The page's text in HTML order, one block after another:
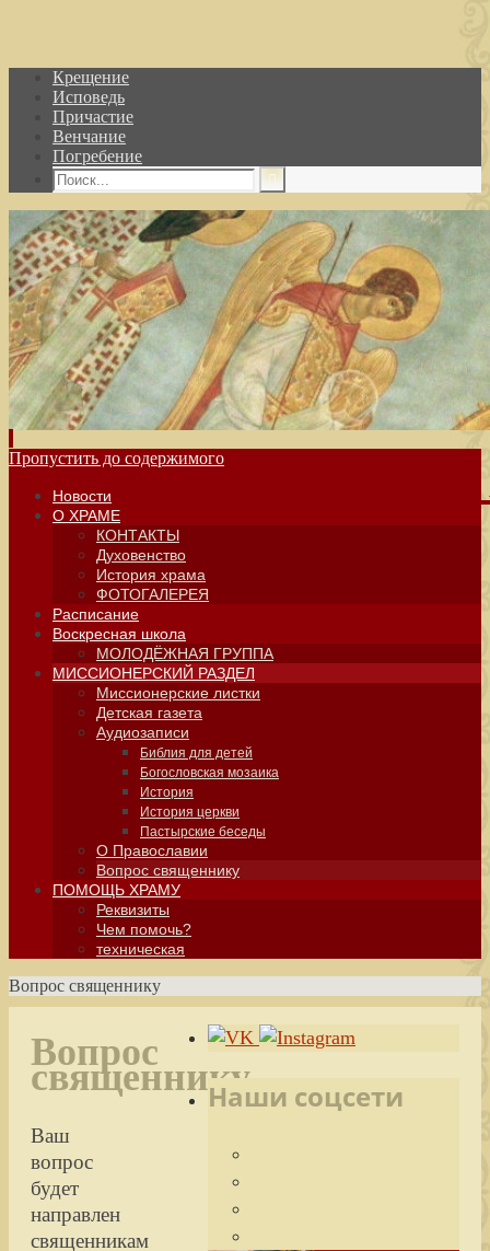
Крещение
Исповедь
Причастие
Венчание
Погребение
Пропустить до содержимого
Новости
О ХРАМЕ
КОНТАКТЫ
Духовенство
История храма
ФОТОГАЛЕРЕЯ
Расписание
Воскресная школа
МОЛОДЁЖНАЯ ГРУППА
МИССИОНЕРСКИЙ РАЗДЕЛ
Миссионерские листки
Детская газета
Аудиозаписи
Библия для детей
Богословская мозаика
История
История церкви
Пастырские беседы
О Православии
Вопрос священнику
ПОМОЩЬ ХРАМУ
Реквизиты
Чем помочь?
техническая
Вопрос священнику
Вопрос
священнику
Ваш
вопрос
будет
направлен
священникам
Наши соцсети